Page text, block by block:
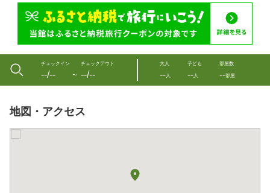
チェックイン
--/-- 〜
チェックアウト
--/--
大人
--人
子ども
--人
部屋数
--部屋
地図・アクセス